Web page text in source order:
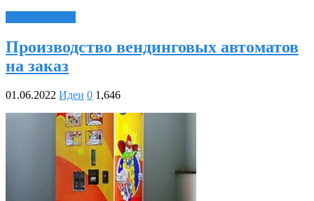
Производство вендинговых автоматов
на заказ
01.06.2022 Идеи 0 1,646